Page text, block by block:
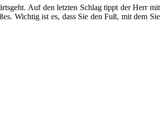
Auf den letzten Schlag tippt der Herr mit
Wichtig ist es, dass Sie den Fuß, mit dem Sie